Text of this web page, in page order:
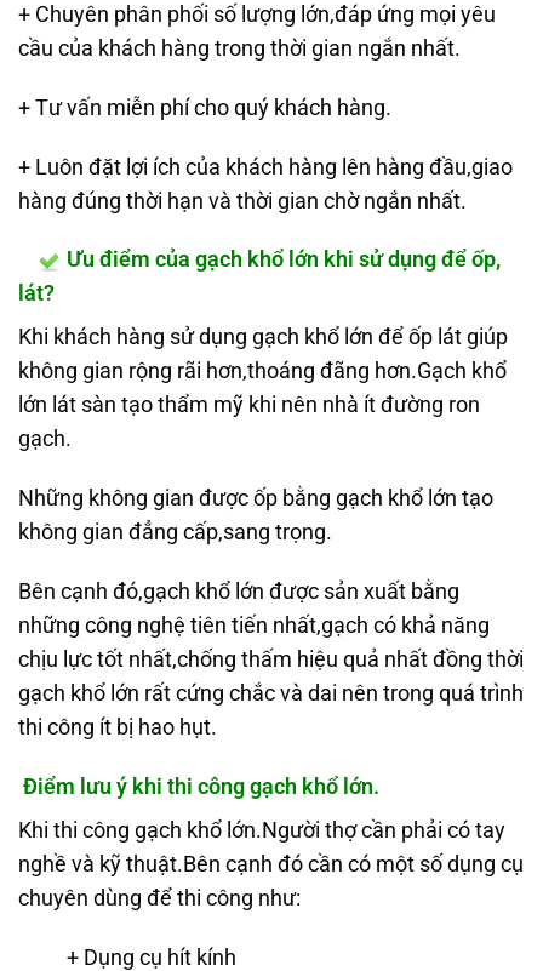
+ Chuyên phân phối số lượng lớn,đáp ứng mọi yêu
cầu của khách hàng trong thời gian ngắn nhất.
+ Tư vấn miễn phí cho quý khách hàng.
+ Luôn đặt lợi ích của khách hàng lên hàng đầu,giao
hàng đúng thời hạn và thời gian chờ ngắn nhất.
Ưu điểm của gạch khổ lớn khi sử dụng để ốp,
lát?
Khi khách hàng sử dụng gạch khổ lớn để ốp lát giúp
không gian rộng rãi hơn,thoáng đãng hơn.Gạch khổ
lớn lát sàn tạo thẩm mỹ khi nên nhà ít đường ron
gạch.
Những không gian được ốp bằng gạch khổ lớn tạo
không gian đẳng cấp,sang trọng.
Bên cạnh đó,gạch khổ lớn được sản xuất bằng
những công nghệ tiên tiến nhất,gạch có khả năng
chịu lực tốt nhất,chống thấm hiệu quả nhất đồng thời
gạch khổ lớn rất cứng chắc và dai nên trong quá trình
thi công ít bị hao hụt.
Điểm lưu ý khi thi công gạch khổ lớn.
Khi thi công gạch khổ lớn.Người thợ cần phải có tay
nghề và kỹ thuật.Bên cạnh đó cần có một số dụng cụ
chuyên dùng để thi công như:
+ Dụng cụ hít kính